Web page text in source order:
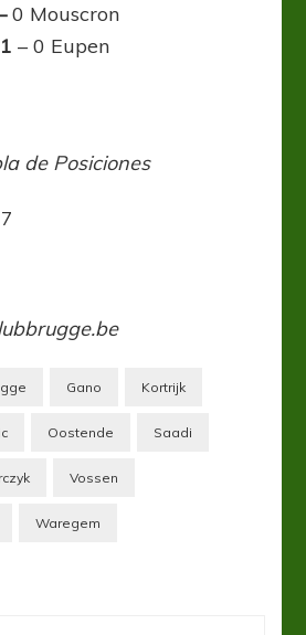
0 Mouscron
– 0 Eupen
de Posiciones
Gano Kortrijk
Oostende Saadi
Vossen
Waregem